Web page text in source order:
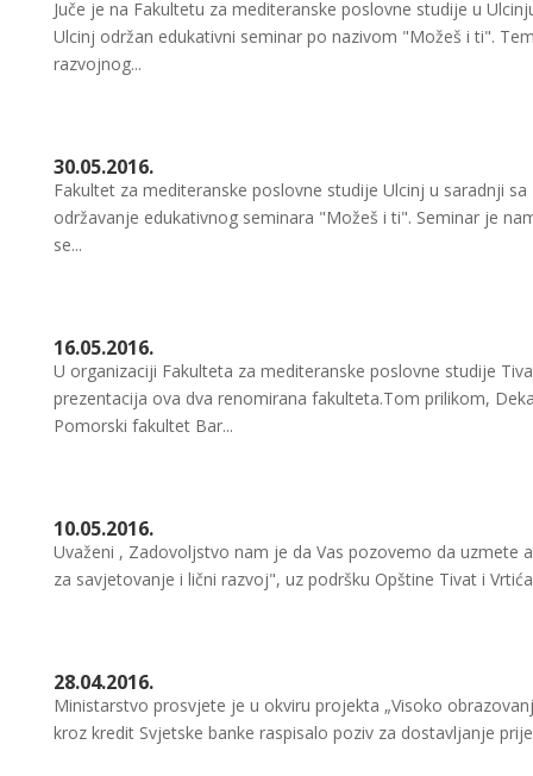
Juče je na Fakultetu za mediteranske poslovne studije u
Ulcinj održan edukativni seminar po nazivom "Možeš i ti".
razvojnog...
30.05.2016.
Fakultet za mediteranske poslovne studije Ulcinj u saradnji
održavanje edukativnog seminara "Možeš i ti". Seminar je
se...
16.05.2016.
U organizaciji Fakulteta za mediteranske poslovne studije
prezentacija ova dva renomirana fakulteta.Tom prilikom,
Pomorski fakultet Bar...
10.05.2016.
Uvaženi , Zadovoljstvo nam je da Vas pozovemo da uzmete
za savjetovanje i lični razvoj", uz podršku Opštine Tivat i
28.04.2016.
Ministarstvo prosvjete je u okviru projekta „Visoko
kroz kredit Svjetske banke raspisalo poziv za dostavljanje